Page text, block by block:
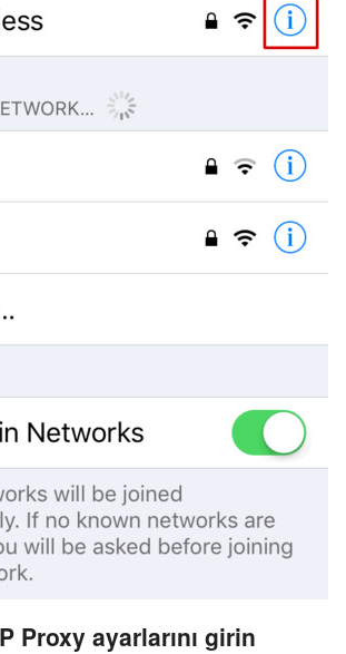
Proxy ayarlarını girin